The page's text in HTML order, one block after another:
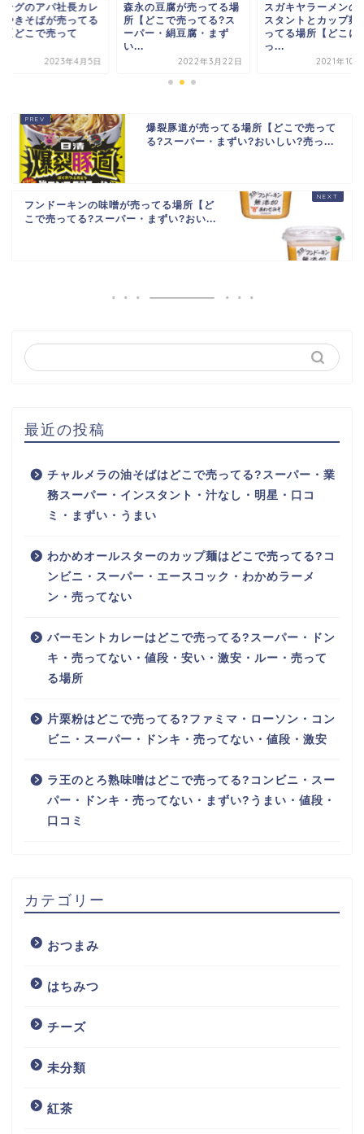
ングのアパ社長カレ
やきそばが売ってる
【どこで売って
2023年4月5日
森永の豆腐が売ってる場
所【どこで売ってる?ス
ーパー・絹豆腐・まず
い...
2022年3月22日
スガキヤラーメンの
スタントとカップ麺
ってる場所【どこに
っ...
2021年10
爆裂豚道が売ってる場所【どこで売って
る?スーパー・まずい?おいしい?売っ...
フンドーキンの味噌が売ってる場所【ど
こで売ってる?スーパー・まずい?おい...
最近の投稿
チャルメラの油そばはどこで売ってる?スーパー・業
務スーパー・インスタント・汁なし・明星・口コ
ミ・まずい・うまい
わかめオールスターのカップ麺はどこで売ってる?コ
ンビニ・スーパー・エースコック・わかめラーメ
ン・売ってない
バーモントカレーはどこで売ってる?スーパー・ドン
キ・売ってない・値段・安い・激安・ルー・売って
る場所
片栗粉はどこで売ってる?ファミマ・ローソン・コン
ビニ・スーパー・ドンキ・売ってない・値段・激安
ラ王のとろ熟味噌はどこで売ってる?コンビニ・スー
パー・ドンキ・売ってない・まずい?うまい・値段・
口コミ
カテゴリー
おつまみ
はちみつ
チーズ
未分類
紅茶